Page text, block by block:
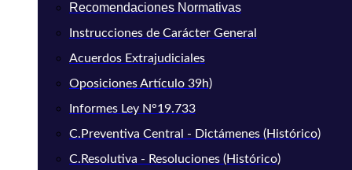
Recomendaciones Normativas
Instrucciones de Carácter General
Acuerdos Extrajudiciales
Oposiciones Artículo 39h)
Informes Ley N°19.733
C.Preventiva Central - Dictámenes (Histórico)
C.Resolutiva - Resoluciones (Histórico)